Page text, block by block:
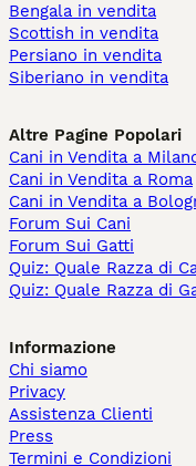
Bengala in vendita
Scottish in vendita
Persiano in vendita
Siberiano in vendita
Altre Pagine Popolari
Cani in Vendita a
Cani in Vendita a Roma
Cani in Vendita a
Forum Sui Cani
Forum Sui Gatti
Quiz: Quale Razza di
Quiz: Quale Razza di
Informazione
Chi siamo
Privacy
Assistenza Clienti
Press
Termini e Condizioni